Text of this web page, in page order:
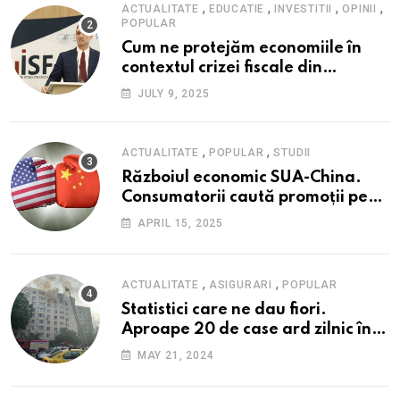
reziliența la crize
ACTUALITATE , EDUCATIE ,INVESTITII ,OPINII ,
POPULAR
Cum ne protejăm economiile în
contextul crizei fiscale din
România- Valentin Ionescu,
Financiare (ISF)
JULY 9, 2025
ACTUALITATE , POPULAR ,STUDII
Războiul economic SUA-China.
Consumatorii caută promoții pe
fondul scumpirilor, mai ales la
APRIL 15, 2025
ACTUALITATE , ASIGURARI ,POPULAR
Statistici care ne dau fiori.
Aproape 20 de case ard zilnic în
România, iar pagubele au
nici 40 de lei pe lună
MAY 21, 2024